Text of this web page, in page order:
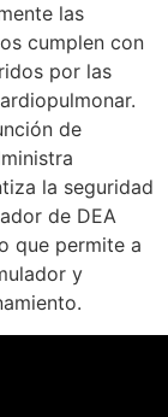
las
cumplen con
por las
de
la seguridad
de DEA
que permite a
y